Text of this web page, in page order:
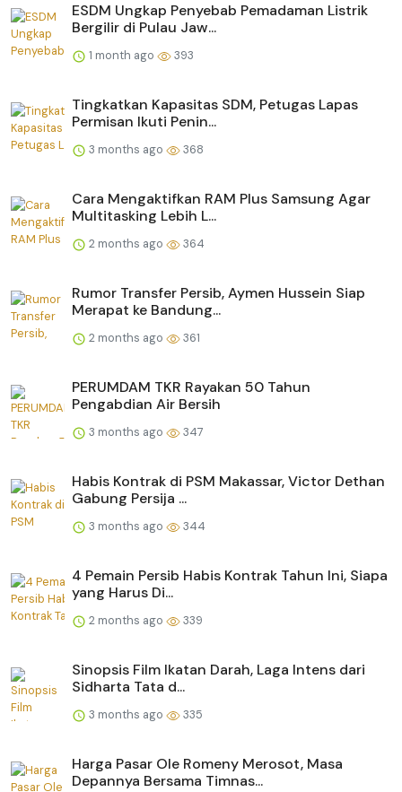
ESDM Ungkap Penyebab Pemadaman Listrik
Bergilir di Pulau Jaw...
1 month ago 393
Tingkatkan Kapasitas SDM, Petugas Lapas
Permisan Ikuti Penin...
3 months ago 368
Cara Mengaktifkan RAM Plus Samsung Agar
Multitasking Lebih L...
2 months ago 364
Rumor Transfer Persib, Aymen Hussein Siap
Merapat ke Bandung...
2 months ago 361
PERUMDAM TKR Rayakan 50 Tahun
Pengabdian Air Bersih
3 months ago 347
Habis Kontrak di PSM Makassar, Victor Dethan
Gabung Persija ...
3 months ago 344
4 Pemain Persib Habis Kontrak Tahun Ini, Siapa
yang Harus Di...
2 months ago 339
Sinopsis Film Ikatan Darah, Laga Intens dari
Sidharta Tata d...
3 months ago 335
Harga Pasar Ole Romeny Merosot, Masa
Depannya Bersama Timnas...